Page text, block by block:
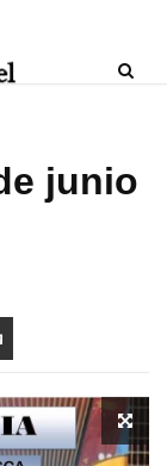
junio